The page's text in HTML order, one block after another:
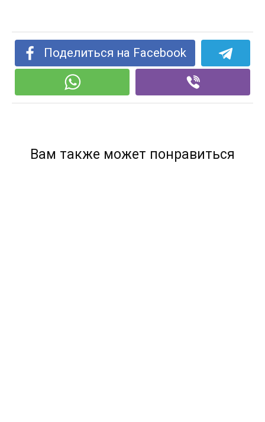
Поделиться на Facebook
Вам также может понравиться